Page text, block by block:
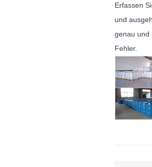
Erfassen
und
genau und
Fehler.